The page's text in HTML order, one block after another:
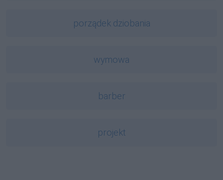
porządek dziobania
wymowa
barber
projekt